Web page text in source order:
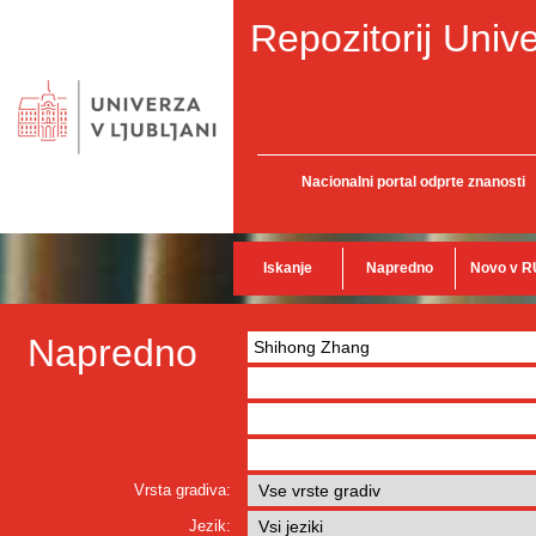
Repozitorij
Nacionalni portal odprte znanosti
Iskanje Napredno Novo v
Napredno
Vrsta gradiva:
Jezik: